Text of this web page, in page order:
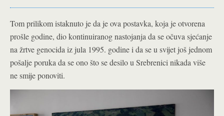
Tom prilikom istaknuto je da je ova postavka, koja je otvorena
prošle godine, dio kontinuiranog nastojanja da se očuva sjećanje
na žrtve genocida iz jula 1995. godine i da se u svijet još jednom
pošalje poruka da se ono što se desilo u Srebrenici nikada više
ne smije ponoviti.